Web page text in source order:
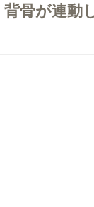
骨が連動